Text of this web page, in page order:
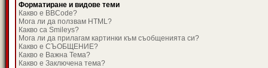
Форматиране и видове теми
Какво е BBCode?
Мога ли да ползвам HTML?
Какво са Smileys?
Мога ли да прилагам картинки към съобщенията си?
Какво е СЪОБЩЕНИЕ?
Какво е Важна Тема?
Какво е Заключена тема?